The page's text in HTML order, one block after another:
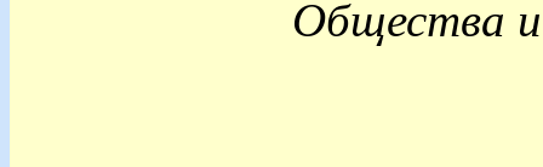
Общества